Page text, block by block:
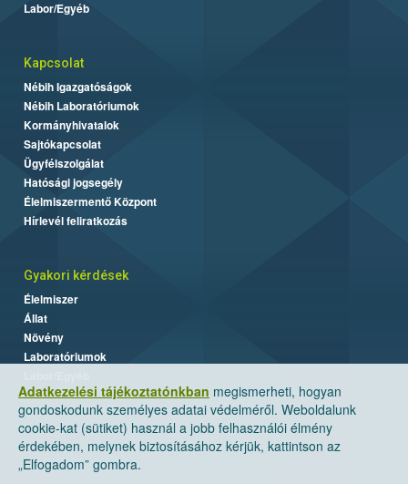
Adatkezelési tájékoztatónkban megismerheti, hogyan
gondoskodunk személyes adatai védelméről. Weboldalunk
cookie-kat (sütiket) használ a jobb felhasználói élmény
érdekében, melynek biztosításához kérjük, kattintson az
„Elfogadom” gombra.
Labor/Egyéb
Kapcsolat
Nébih Igazgatóságok
Nébih Laboratóriumok
Kormányhivatalok
Sajtókapcsolat
Ügyfélszolgálat
Hatósági jogsegély
Élelmiszermentő Központ
Hírlevél feliratkozás
Gyakori kérdések
Élelmiszer
Állat
Növény
Laboratóriumok